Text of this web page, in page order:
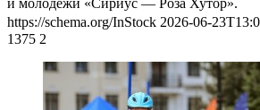
и молодёжи «Сириус — Роза Хутор».
https://schema.org/InStock 2026-06-
1375 2